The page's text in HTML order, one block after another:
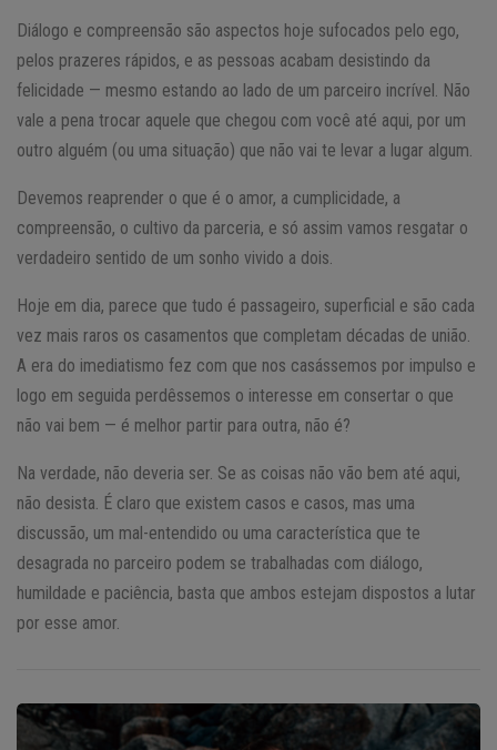
Diálogo e compreensão são aspectos hoje sufocados pelo ego,
pelos prazeres rápidos, e as pessoas acabam desistindo da
felicidade — mesmo estando ao lado de um parceiro incrível. Não
vale a pena trocar aquele que chegou com você até aqui, por um
outro alguém (ou uma situação) que não vai te levar a lugar algum.
Devemos reaprender o que é o amor, a cumplicidade, a
compreensão, o cultivo da parceria, e só assim vamos resgatar o
verdadeiro sentido de um sonho vivido a dois.
Hoje em dia, parece que tudo é passageiro, superficial e são cada
vez mais raros os casamentos que completam décadas de união.
A era do imediatismo fez com que nos casássemos por impulso e
logo em seguida perdêssemos o interesse em consertar o que
não vai bem — é melhor partir para outra, não é?
Na verdade, não deveria ser. Se as coisas não vão bem até aqui,
não desista. É claro que existem casos e casos, mas uma
discussão, um mal-entendido ou uma característica que te
desagrada no parceiro podem se trabalhadas com diálogo,
humildade e paciência, basta que ambos estejam dispostos a lutar
por esse amor.